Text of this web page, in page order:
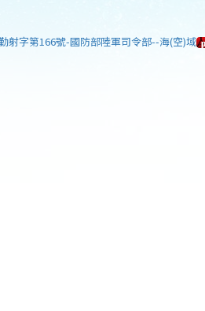
射字第166號-國防部陸軍司令部--海(空)域